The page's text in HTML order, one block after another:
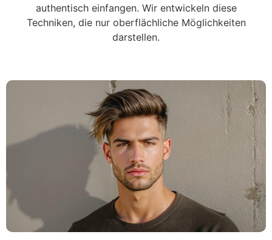
authentisch einfangen. Wir entwickeln diese
Techniken, die nur oberflächliche Möglichkeiten
darstellen.